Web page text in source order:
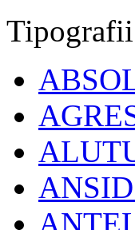
Tipografii